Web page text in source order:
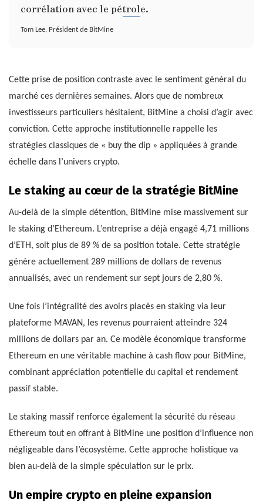
corrélation avec le pétrole.
Tom Lee, Président de BitMine
Cette prise de position contraste avec le sentiment général du
marché ces dernières semaines. Alors que de nombreux
investisseurs particuliers hésitaient, BitMine a choisi d’agir avec
conviction. Cette approche institutionnelle rappelle les
stratégies classiques de « buy the dip » appliquées à grande
échelle dans l’univers crypto.
Le staking au cœur de la stratégie BitMine
Au-delà de la simple détention, BitMine mise massivement sur
le staking d’Ethereum. L’entreprise a déjà engagé 4,71 millions
d’ETH, soit plus de 89 % de sa position totale. Cette stratégie
génère actuellement 289 millions de dollars de revenus
annualisés, avec un rendement sur sept jours de 2,80 %.
Une fois l’intégralité des avoirs placés en staking via leur
plateforme MAVAN, les revenus pourraient atteindre 324
millions de dollars par an. Ce modèle économique transforme
Ethereum en une véritable machine à cash flow pour BitMine,
combinant appréciation potentielle du capital et rendement
passif stable.
Le staking massif renforce également la sécurité du réseau
Ethereum tout en offrant à BitMine une position d’influence non
négligeable dans l’écosystème. Cette approche holistique va
bien au-delà de la simple spéculation sur le prix.
Un empire crypto en pleine expansion